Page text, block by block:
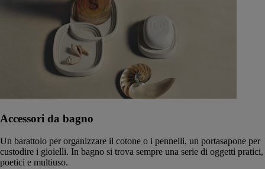
Accessori da bagno
Un barattolo per organizzare il cotone o i pennelli, un portasapone per
custodire i gioielli. In bagno si trova sempre una serie di oggetti pratici,
poetici e multiuso.